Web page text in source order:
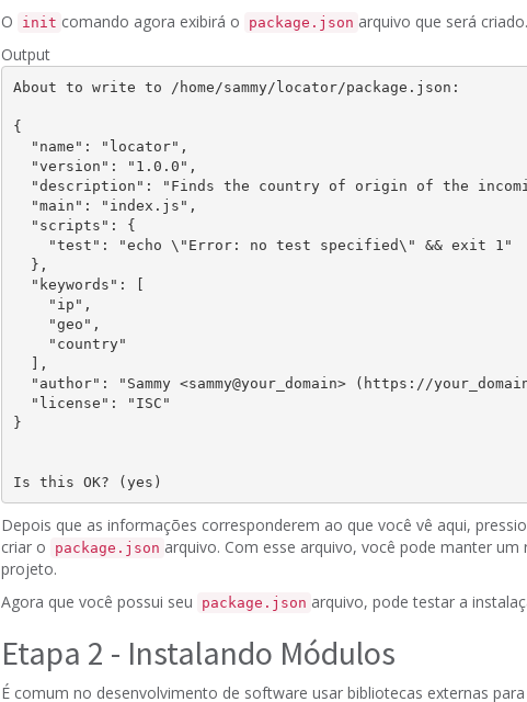
O
init comando agora exibirá o package.json arquivo que será criado.
Output
About to write to /home/sammy/locator/package.json:
{
  "author": "
Sammy <sammy@your_domain> (https://
}
Depois que as informações corresponderem ao que você vê aqui,
criar o
package.json arquivo. Com esse arquivo, você pode manter
projeto.
Agora que você possui seu
package.json arquivo, pode testar a
Etapa 2 - Instalando Módulos
É comum no desenvolvimento de software usar bibliotecas externas